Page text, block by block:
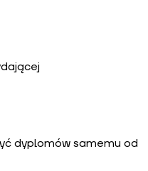
dyplomów samemu od